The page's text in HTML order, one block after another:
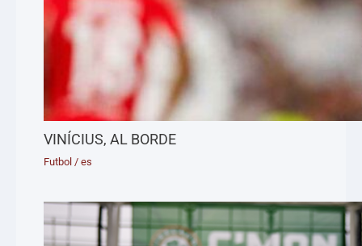
VINÍCIUS, AL BORDE
Futbol /es